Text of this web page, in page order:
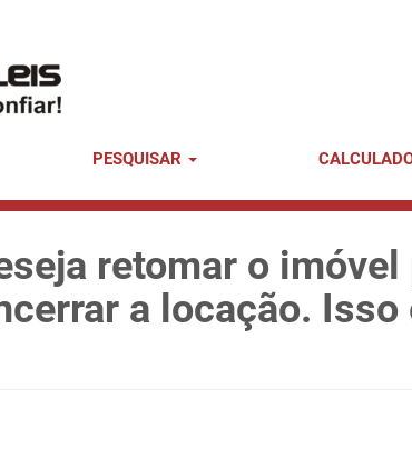
PESQUISAR
retomar o
a locação. Isso